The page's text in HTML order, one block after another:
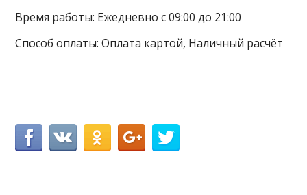
Время работы: Ежедневно с 09:00 до 21:00
Способ оплаты: Оплата картой, Наличный расчёт